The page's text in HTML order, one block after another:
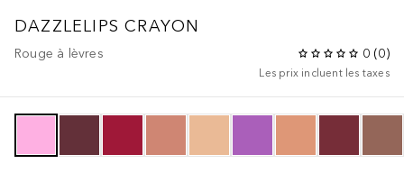
DAZZLELIPS CRAYON
Rouge à lèvres 0 (0)
Les prix incluent les taxes